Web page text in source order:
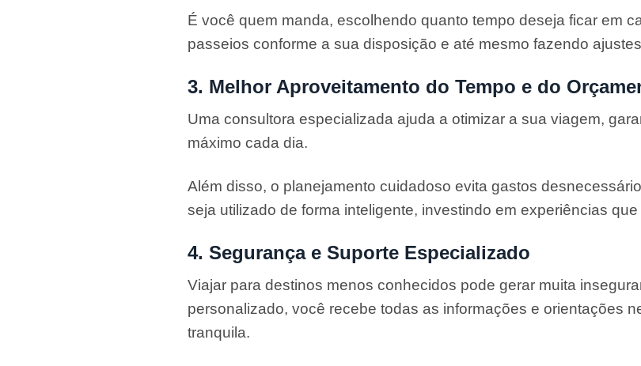
É você quem manda, escolhendo quanto tempo deseja ficar em
passeios conforme a sua disposição e até mesmo fazendo
3. Melhor Aproveitamento do Tempo e do
Uma consultora especializada ajuda a otimizar a sua viagem,
máximo cada dia.
Além disso, o planejamento cuidadoso evita gastos
seja utilizado de forma inteligente, investindo em experiências
4. Segurança e Suporte Especializado
Viajar para destinos menos conhecidos pode gerar muita
personalizado, você recebe todas as informações e orientações
tranquila.